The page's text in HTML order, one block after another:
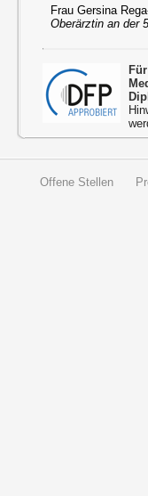
Frau Gersina
Oberärztin an der
Offene Stellen